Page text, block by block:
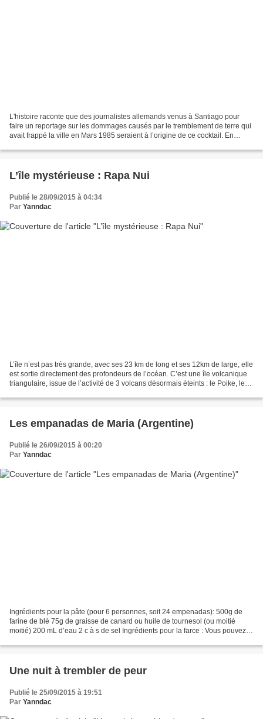
L'histoire raconte que des journalistes allemands venus à Santiago pour
faire un reportage sur les dommages causés par le tremblement de terre qui
avait frappé la ville en Mars 1985 seraient à l’origine de ce cocktail. En
L’île mystérieuse : Rapa Nui
Publié le 28/09/2015 à 04:34
Par Yanndac
L’île n’est pas très grande, avec ses 23 km de long et ses 12km de large, elle
est sortie directement des profondeurs de l’océan. C’est une île volcanique
triangulaire, issue de l’activité de 3 volcans désormais éteints : le Poike, le
Les empanadas de Maria (Argentine)
Publié le 26/09/2015 à 00:20
Par Yanndac
Ingrédients pour la pâte (pour 6 personnes, soit 24 empenadas): 500g de
farine de blé 75g de graisse de canard ou huile de tournesol (ou moitié
moitié) 200 mL d’eau 2 c à s de sel Ingrédients pour la farce : Vous pouvez
Une nuit à trembler de peur
Publié le 25/09/2015 à 19:51
Par Yanndac